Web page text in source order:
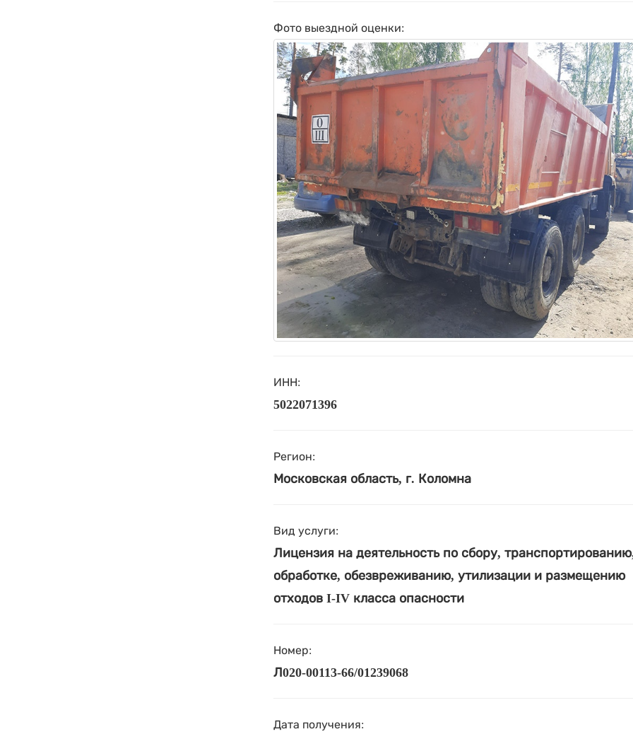
Фото выездной оценки:
ИНН:
5022071396
Регион:
Московская область, г. Коломна
Вид услуги:
Лицензия на деятельность по сбору,
обработке, обезвреживанию, утилизации и размещению
отходов I-IV класса опасности
Номер:
Л020-00113-66/01239068
Дата получения: